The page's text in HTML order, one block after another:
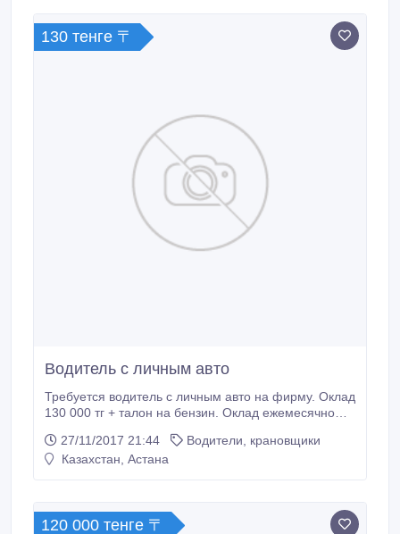
130 тенге 〒
Водитель с личным авто
Требуется водитель с личным авто на фирму. Оклад
130 000 тг + талон на бензин. Оклад ежемесячно
27/11/2017 21:44
Водители, крановщики
Казахстан, Астана
120 000 тенге 〒